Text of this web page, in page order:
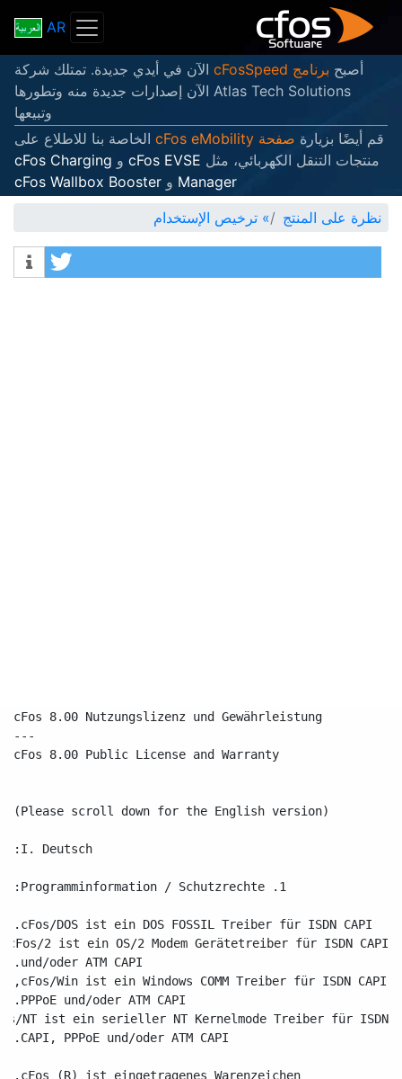
AR
أصبح برنامج cFosSpeed
الآن في أيدي جديدة. تمتلك شركة
Atlas Tech Solutions الآن إصدارات جديدة منه وتطورها
وتبيعها
قم أيضًا بزيارة صفحة cFos eMobility
الخاصة بنا للاطلاع على
منتجات التنقل الكهربائي، مثل cFos EVSE و cFos Charging
Manager و cFos Wallbox Booster
نظرة على المنتج
» ترخيص الإستخدام